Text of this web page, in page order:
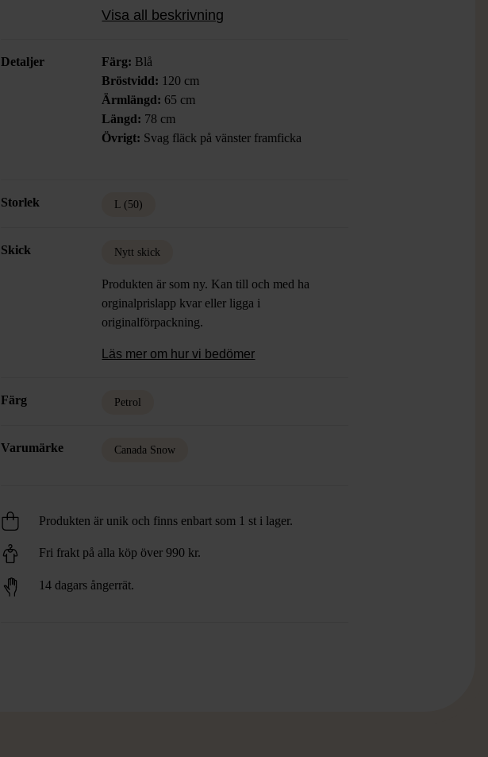
för dig som gillar lätt och bekväm outerwear
Visa all beskrivning
Detaljer Färg: Blå
Bröstvidd: 120 cm
Ärmlängd: 65 cm
Längd: 78 cm
Övrigt: Svag fläck på vänster framficka
Storlek L (50)
Skick Nytt skick
Produkten är som ny. Kan till och med ha
orginalprislapp kvar eller ligga i
originalförpackning.
Läs mer om hur vi bedömer
Färg Petrol
Varumärke Canada Snow
Produkten är unik och finns enbart som 1 st i lager.
Fri frakt på alla köp över 990 kr.
14 dagars ångerrät.